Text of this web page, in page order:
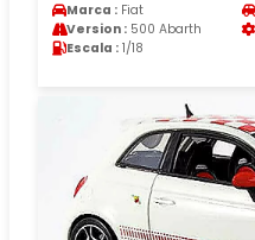
Marca : Fiat
Version : 500 Abarth
Escala : 1/18